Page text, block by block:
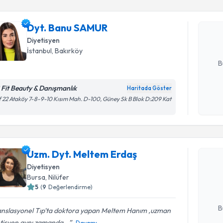
Dyt. Banu SAMUR
Diyetisyen
İstanbul, Bakırköy
Fit Beauty & Danışmanlık Haritada Göster
22 Ataköy 7-8-9-10 Kısım Mah. D-100, Güney Sk B Blok D:209 Kat
Dyt. Banu
uzmandan
Uzm. Dyt. Meltem Erdaş
Diyetisyen
Bursa, Nilüfer
5 (9 Değerlendirme)
Tıp'ta doktora yapan Meltem Hanım ,uzman